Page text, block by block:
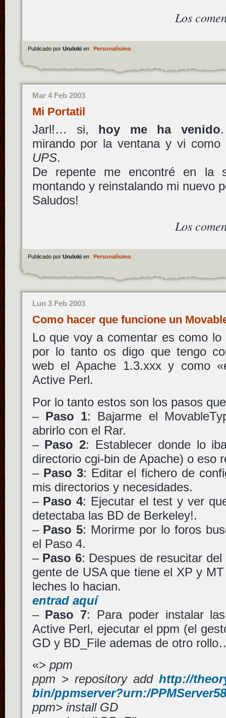
Los
Publicado por Uruloki en Personalísimo.
Mar 4 Feb 2003
Mi Portatil
Jarl!… si, hoy me ha venido
mirando por la ventana y vi
UPS.
De repente me encontré en la
montando y reinstalando mi nuevo
Saludos!
Los
Publicado por Uruloki en Personalísimo.
Lun 3 Feb 2003
Como hacer que funcione un
Lo que voy a comentar es como
por lo tanto os digo que tengo
web el Apache 1.3.xxx y como
Active Perl.
Por lo tanto estos son los pasos
– Paso 1: Bajarme el
abrirlo con el Rar.
– Paso 2: Establecer donde lo
directorio cgi-bin de Apache) o eso
– Paso 3: Editar el fichero de
mis directorios y necesidades.
– Paso 4: Ejecutar el test y ver
detectaba las BD de Berkeley!.
– Paso 5: Morirme por lo foros
el Paso 4.
– Paso 6: Despues de resucitar
gente de USA que tiene el XP y
leches lo hacian.
entrad aquí
– Paso 7: Para poder instalar
Active Perl, ejecutar el ppm (el
GD y BD_File ademas de otro
«> ppm
ppm > repository add http://
bin/ppmserver?urn:/PPMServer58
ppm> install GD